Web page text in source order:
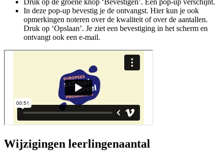
Druk op de groene knop ‘Bevestigen’. Een pop-up verschijnt.
In deze pop-up bevestig je de ontvangst. Hier kun je ook
opmerkingen noteren over de kwaliteit of over de aantallen.
Druk op ‘Opslaan’. Je ziet een bevestiging in het scherm en
ontvangt ook een e-mail.
Wijzigingen leerlingenaantal